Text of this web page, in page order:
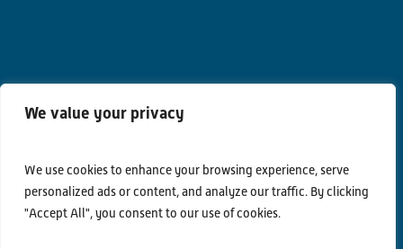
We value your privacy
We use cookies to enhance your browsing experience, serve
personalized ads or content, and analyze our traffic. By clicking
"Accept All", you consent to our use of cookies.